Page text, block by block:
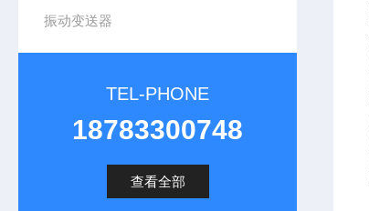
振动变送器
TEL-PHONE
18783300748
查看全部